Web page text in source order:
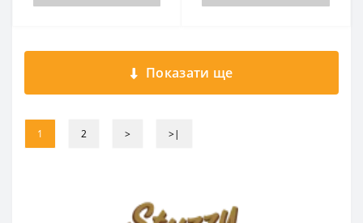
Показати ще
1 2 > >|